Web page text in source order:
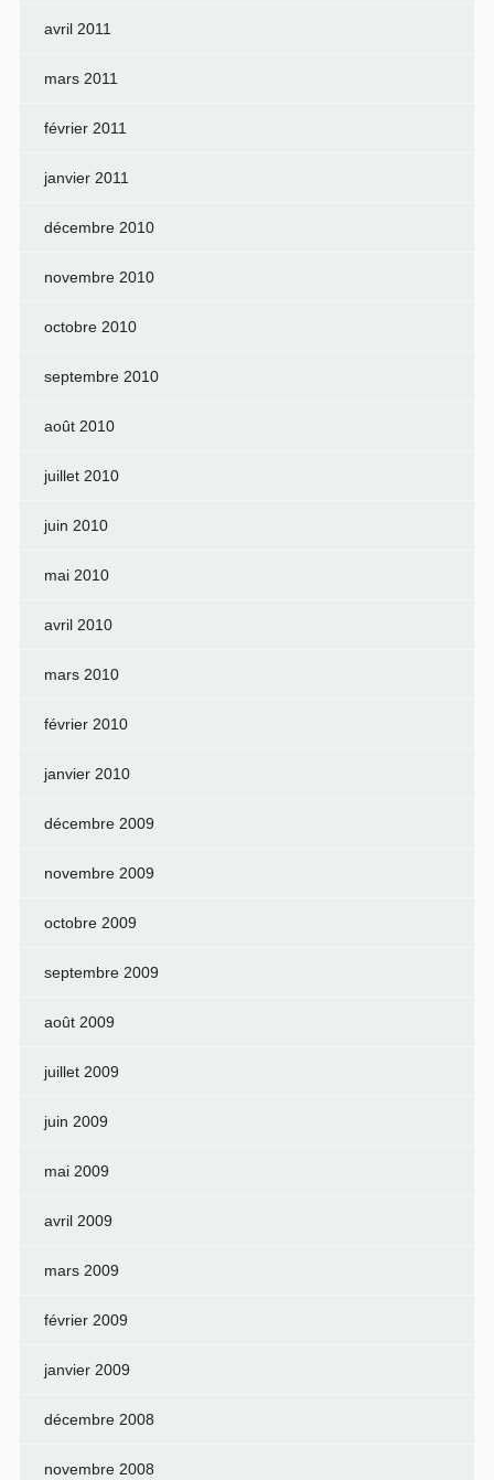
avril 2011
mars 2011
février 2011
janvier 2011
décembre 2010
novembre 2010
octobre 2010
septembre 2010
août 2010
juillet 2010
juin 2010
mai 2010
avril 2010
mars 2010
février 2010
janvier 2010
décembre 2009
novembre 2009
octobre 2009
septembre 2009
août 2009
juillet 2009
juin 2009
mai 2009
avril 2009
mars 2009
février 2009
janvier 2009
décembre 2008
novembre 2008